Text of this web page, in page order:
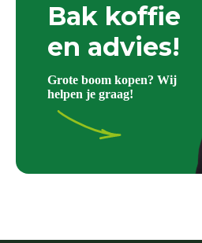
Bak koffie
en advies!
Grote boom kopen? Wij
helpen je graag!